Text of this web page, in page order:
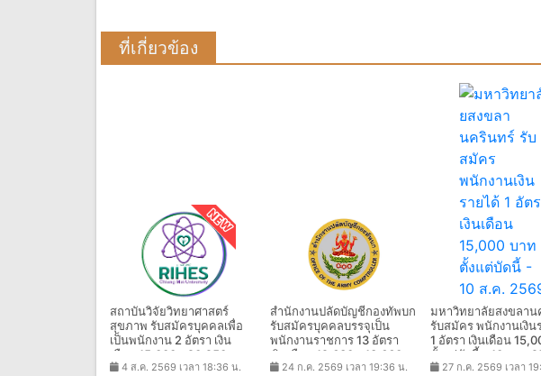
ที่เกี่ยวข้อง
สถาบันวิจัยวิทยาศาสตร์
สุขภาพ รับสมัครบุคคลเพื่อ
เป็นพนักงาน 2 อัตรา เงิน
เดือน 15,000 - 20,250 บาท
ตั้งแต่บัดนี้ - 21 ส.ค. 2569
4 ส.ค. 2569 เวลา 18:36 น.
สำนักงานปลัดบัญชีกองทัพบก
รับสมัครบุคคลบรรจุเป็น
พนักงานราชการ 13 อัตรา
เงินเดือน 12,630 - 13,660
บาท ตั้งแต่วันที่ 3 - 7 ส.ค.
24 ก.ค. 2569 เวลา 19:36 น.
มหาวิทยาลัยสงขลา
รับสมัคร พนักงานเงิน
1 อัตรา เงินเดือน
ตั้งแต่บัดนี้ - 10 ส.ค.
27 ก.ค. 2569 เวลา